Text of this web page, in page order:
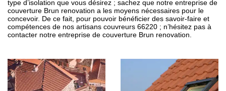
type d’isolation que vous désirez ; sachez que notre entreprise de
couverture Brun renovation a les moyens nécessaires pour le
concevoir. De ce fait, pour pouvoir bénéficier des savoir-faire et
compétences de nos artisans couvreurs 66220 ; n’hésitez pas à
contacter notre entreprise de couverture Brun renovation.